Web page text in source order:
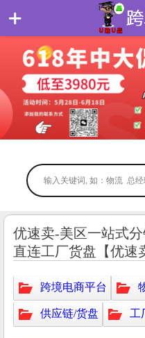
优速卖-美区一站式分
直连工厂货盘【优速
跨境电商平台
供应链/货盘 工